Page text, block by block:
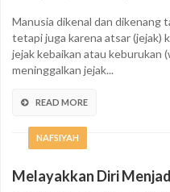
Manusia dikenal dan dikenang
tetapi juga karena atsar (jejak)
jejak kebaikan atau keburukan
meninggalkan jejak...
READ MORE
NAFSIYAH
Melayakkan Diri